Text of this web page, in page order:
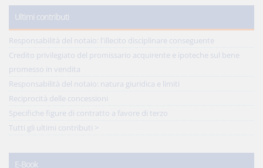
Ultimi contributi
Responsabilità del notaio: l'illecito disciplinare conseguente
Credito privilegiato del promissario acquirente e ipoteche sul bene
promesso in vendita
Responsabilità del notaio: natura giuridica e limiti
Reciprocità delle concessioni
Specifiche figure di contratto a favore di terzo
Tutti gli ultimi contributi >
E-Book